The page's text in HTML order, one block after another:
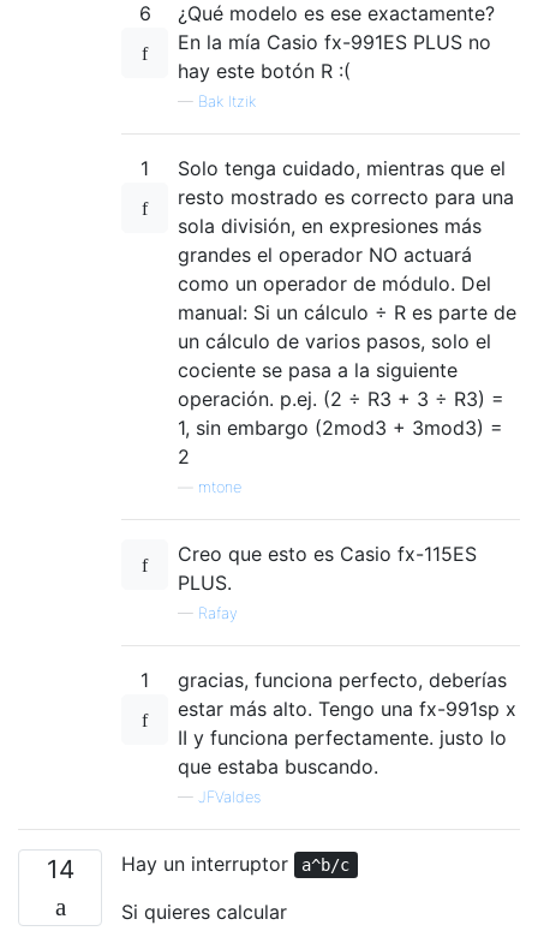
6
¿Qué modelo es ese exactamente?
En la mía Casio fx-991ES PLUS no
hay este botón R :(
— Bak Itzik
1
Solo tenga cuidado, mientras que el
resto mostrado es correcto para una
sola división, en expresiones más
grandes el operador NO actuará
como un operador de módulo. Del
manual: Si un cálculo ÷ R es parte de
un cálculo de varios pasos, solo el
cociente se pasa a la siguiente
operación. p.ej. (2 ÷ R3 + 3 ÷ R3) =
1, sin embargo (2mod3 + 3mod3) =
2
mtone
Creo que esto es Casio fx-115ES
PLUS.
— Rafay
1
gracias, funciona perfecto, deberías
estar más alto. Tengo una fx-991sp x
II y funciona perfectamente. justo lo
que estaba buscando.
— JFValdes
14 Hay un interruptor a^b/c
Si quieres calcular